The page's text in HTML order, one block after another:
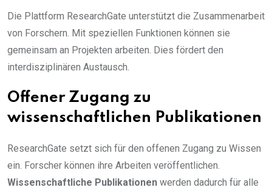
Die Plattform ResearchGate unterstützt die Zusammenarbeit
von Forschern. Mit speziellen Funktionen können sie
gemeinsam an Projekten arbeiten. Dies fördert den
interdisziplinären Austausch.
Offener Zugang zu
wissenschaftlichen Publikationen
ResearchGate setzt sich für den offenen Zugang zu Wissen
ein. Forscher können ihre Arbeiten veröffentlichen.
Wissenschaftliche Publikationen werden dadurch für alle